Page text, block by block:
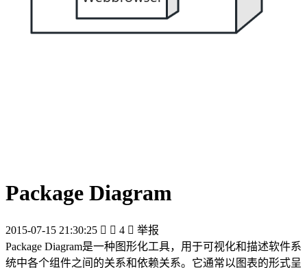
Package Diagram
2015-07-15 21:30:25   4  举报
Package Diagram是一种图形化工具，用于可视化和描述软件系
统中各个组件之间的关系和依赖关系。它通常以图表的形式呈